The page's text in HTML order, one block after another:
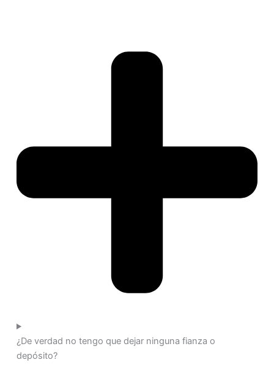
¿De verdad no tengo que dejar ninguna fianza o
depósito?